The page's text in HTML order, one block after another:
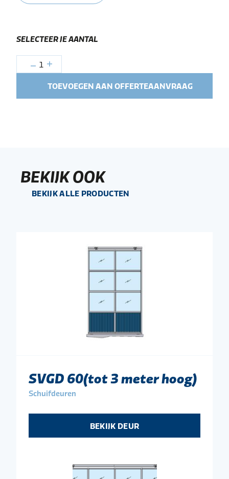
SELECTEER JE AANTAL
1
TOEVOEGEN AAN OFFERTEAANVRAAG
BEKIJK OOK
BEKIJK ALLE PRODUCTEN
SVGD 60(tot 3 meter hoog)
Schuifdeuren
BEKIJK DEUR